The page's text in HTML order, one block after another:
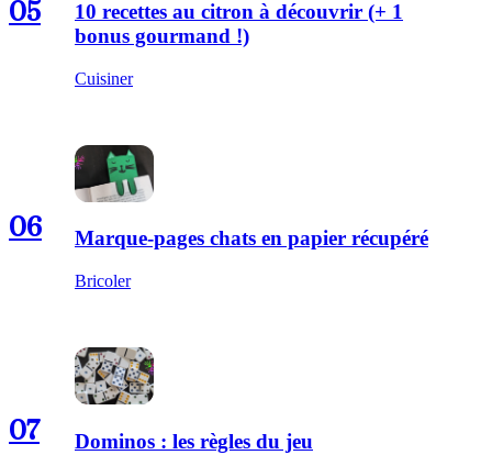
05
10 recettes au citron à découvrir (+ 1
bonus gourmand !)
Cuisiner
06 Marque-pages chats en papier récupéré
Bricoler
07 Dominos : les règles du jeu